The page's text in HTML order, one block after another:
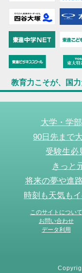
教育力こそが、国力
大学・学
90日先まで
受験生必
きっと
将来の夢や進
時刻も天気も
このサイトについて
お問い合わせ
データ利用